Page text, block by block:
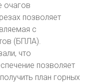
очагов
позволяет
с
(БПЛА).
что
позволяет
план горных